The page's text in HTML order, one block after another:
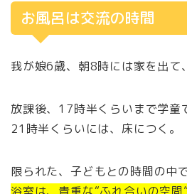
お風呂は交流の時間
我が娘6歳、朝8時には家を出て
放課後、17時半くらいまで学童
21時半くらいには、床につく。
限られた、子どもとの時間の中で
浴室は、貴重な“ふれ合いの空間